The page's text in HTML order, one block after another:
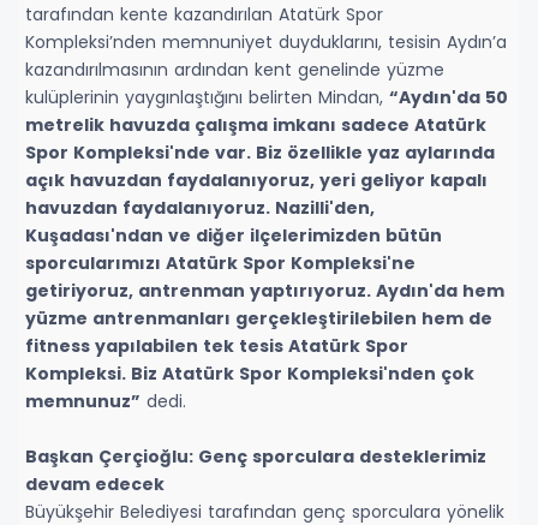
tarafından kente kazandırılan Atatürk Spor
Kompleksi’nden memnuniyet duyduklarını, tesisin Aydın’a
kazandırılmasının ardından kent genelinde yüzme
kulüplerinin yaygınlaştığını belirten Mindan, “Aydın'da 50
metrelik havuzda çalışma imkanı sadece Atatürk
Spor Kompleksi'nde var. Biz özellikle yaz aylarında
açık havuzdan faydalanıyoruz, yeri geliyor kapalı
havuzdan faydalanıyoruz. Nazilli'den,
Kuşadası'ndan ve diğer ilçelerimizden bütün
sporcularımızı Atatürk Spor Kompleksi'ne
getiriyoruz, antrenman yaptırıyoruz. Aydın'da hem
yüzme antrenmanları gerçekleştirilebilen hem de
fitness yapılabilen tek tesis Atatürk Spor
Kompleksi. Biz Atatürk Spor Kompleksi'nden çok
memnunuz” dedi.
Başkan Çerçioğlu: Genç sporculara desteklerimiz
devam edecek
Büyükşehir Belediyesi tarafından genç sporculara yönelik